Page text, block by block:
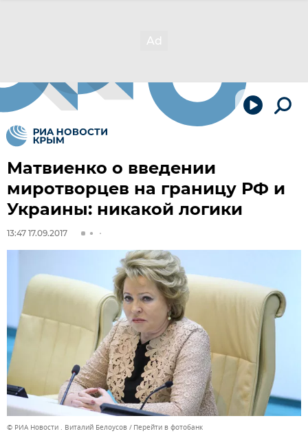
Матвиенко о введении
миротворцев на границу РФ и
Украины: никакой логики
13:47 17.09.2017
© РИА Новости . Виталий Белоусов Перейти в фотобанк